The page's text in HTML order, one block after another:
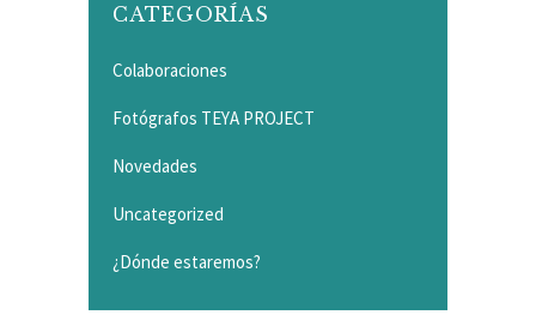
CATEGORÍAS
Colaboraciones
Fotógrafos TEYA PROJECT
Novedades
Uncategorized
¿Dónde estaremos?